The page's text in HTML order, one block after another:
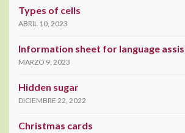
Types of cells
ABRIL 10, 2023
Information sheet for language
MARZO 9, 2023
Hidden sugar
DICIEMBRE 22, 2022
Christmas cards